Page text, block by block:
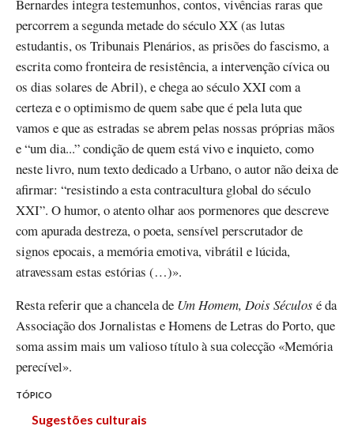
Bernardes integra testemunhos, contos, vivências raras que
percorrem a segunda metade do século XX (as lutas
estudantis, os Tribunais Plenários, as prisões do fascismo, a
escrita como fronteira de resistência, a intervenção cívica ou
os dias solares de Abril), e chega ao século XXI com a
certeza e o optimismo de quem sabe que é pela luta que
vamos e que as estradas se abrem pelas nossas próprias mãos
e “um dia...” condição de quem está vivo e inquieto, como
neste livro, num texto dedicado a Urbano, o autor não deixa de
afirmar: “resistindo a esta contracultura global do século
XXI”. O humor, o atento olhar aos pormenores que descreve
com apurada destreza, o poeta, sensível perscrutador de
signos epocais, a memória emotiva, vibrátil e lúcida,
atravessam estas estórias (…)».
Resta referir que a chancela de Um Homem, Dois Séculos é da
Associação dos Jornalistas e Homens de Letras do Porto, que
soma assim mais um valioso título à sua colecção «Memória
perecível».
TÓPICO
Sugestões culturais